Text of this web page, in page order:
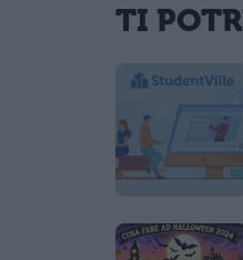
informativa privacy
.
Ho letto e
Acconsento
CONFERMA E
TI